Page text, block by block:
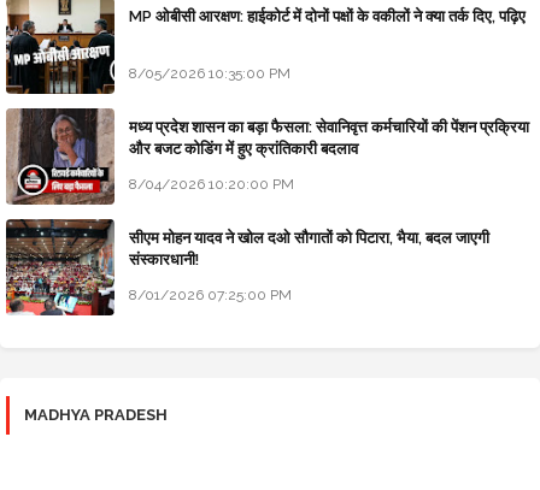
MP ओबीसी आरक्षण: हाईकोर्ट में दोनों पक्षों के वकीलों ने क्या तर्क दिए, पढ़िए
8/05/2026 10:35:00 PM
मध्य प्रदेश शासन का बड़ा फैसला: सेवानिवृत्त कर्मचारियों की पेंशन प्रक्रिया
और बजट कोडिंग में हुए क्रांतिकारी बदलाव
8/04/2026 10:20:00 PM
सीएम मोहन यादव ने खोल दओ सौगातों को पिटारा, भैया, बदल जाएगी
संस्कारधानी!
8/01/2026 07:25:00 PM
MADHYA PRADESH